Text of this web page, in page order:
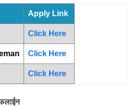
Apply Link
Click Here
Click Here
Click Here